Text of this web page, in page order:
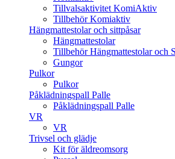
Tillvalsaktivitet KomiAktiv
Tillbehör Komiaktiv
Hängmattestolar och sittpåsar
Hängmattestolar
Tillbehör Hängmattestolar och
Gungor
Pulkor
Pulkor
Påklädningspall Palle
Påklädningspall Palle
VR
VR
Trivsel och glädje
Kit för äldreomsorg